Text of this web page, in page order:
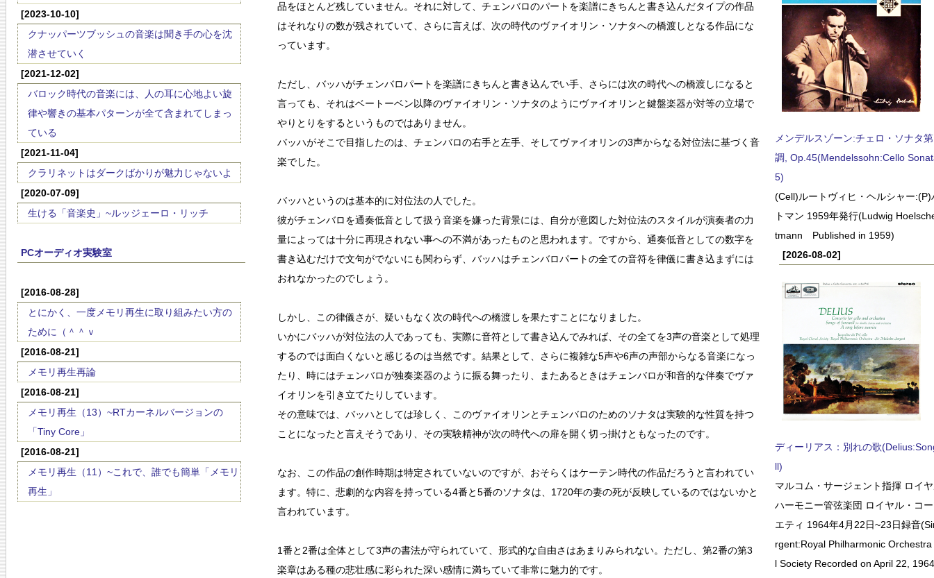
[2023-10-10]
クナッパーツブッシュの音楽は聞き手の心を沈
潜させていく
[2021-12-02]
バロック時代の音楽には、人の耳に心地よい旋
律や響きの基本パターンが全て含まれてしまっ
ている
[2021-11-04]
クラリネットはダークばかりが魅力じゃないよ
[2020-07-09]
生ける「音楽史」~ルッジェーロ・リッチ
PCオーディオ実験室
[2016-08-28]
とにかく、一度メモリ再生に取り組みたい方の
ために（＾＾ｖ
[2016-08-21]
メモリ再生再論
[2016-08-21]
メモリ再生（13）~RTカーネルバージョンの
「Tiny Core」
[2016-08-21]
メモリ再生（11）~これで、誰でも簡単「メモリ
再生」
品をほとんど残していません。それに対して、チェンバロのパートを楽譜にきちんと書き込んだタイプの作品
はそれなりの数が残されていて、さらに言えば、次の時代のヴァイオリン・ソナタへの橋渡しとなる作品にな
っています。
ただし、バッハがチェンバロパートを楽譜にきちんと書き込んでい手、さらには次の時代への橋渡しになると
言っても、それはベートーベン以降のヴァイオリン・ソナタのようにヴァイオリンと鍵盤楽器が対等の立場で
やりとりをするというものではありません。
バッハがそこで目指したのは、チェンバロの右手と左手、そしてヴァイオリンの3声からなる対位法に基づく音
楽でした。
バッハというのは基本的に対位法の人でした。
彼がチェンバロを通奏低音として扱う音楽を嫌った背景には、自分が意図した対位法のスタイルが演奏者の力
量によっては十分に再現されない事への不満があったものと思われます。ですから、通奏低音としての数字を
書き込むだけで文句がでないにも関わらず、バッハはチェンバロパートの全ての音符を律儀に書き込まずには
おれなかったのでしょう。
しかし、この律儀さが、疑いもなく次の時代への橋渡しを果たすことになりました。
いかにバッハが対位法の人であっても、実際に音符として書き込んでみれば、その全てを3声の音楽として処理
するのでは面白くないと感じるのは当然です。結果として、さらに複雑な5声や6声の声部からなる音楽になっ
たり、時にはチェンバロが独奏楽器のように振る舞ったり、またあるときはチェンバロが和音的な伴奏でヴァ
イオリンを引き立てたりしています。
その意味では、バッハとしては珍しく、このヴァイオリンとチェンバロのためのソナタは実験的な性質を持つ
ことになったと言えそうであり、その実験精神が次の時代への扉を開く切っ掛けともなったのです。
なお、この作品の創作時期は特定されていないのですが、おそらくはケーテン時代の作品だろうと言われてい
ます。特に、悲劇的な内容を持っている4番と5番のソナタは、1720年の妻の死が反映しているのではないかと
言われています。
1番と2番は全体として3声の書法が守られていて、形式的な自由さはあまりみられない。ただし、第2番の第3
楽章はある種の悲壮感に彩られた深い感情に満ちていて非常に魅力的です。
メンデルスゾーン:チェロ・ソナタ
調, Op.45(Mendelssohn:Cello
5)
(Cell)ルートヴィヒ・ヘルシャー
トマン 1959年発行(Ludwig
tmann Published in 1959)
[2026-08-02]
ディーリアス：別れの歌
ll)
マルコム・サージェント指揮 ロイ
ハーモニー管弦楽団 ロイヤル・コ
エティ 1964年4月22日~23日録音
rgent:Royal Philharmonic
l Society Recorded on April 22,